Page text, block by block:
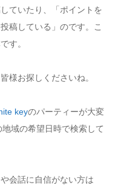
ていたり、「ポイントを
稿している」のです。こ
す。
様お探しくださいね。
keyのパーティーが大変
域の希望日時で検索して
会話に自信がない方は